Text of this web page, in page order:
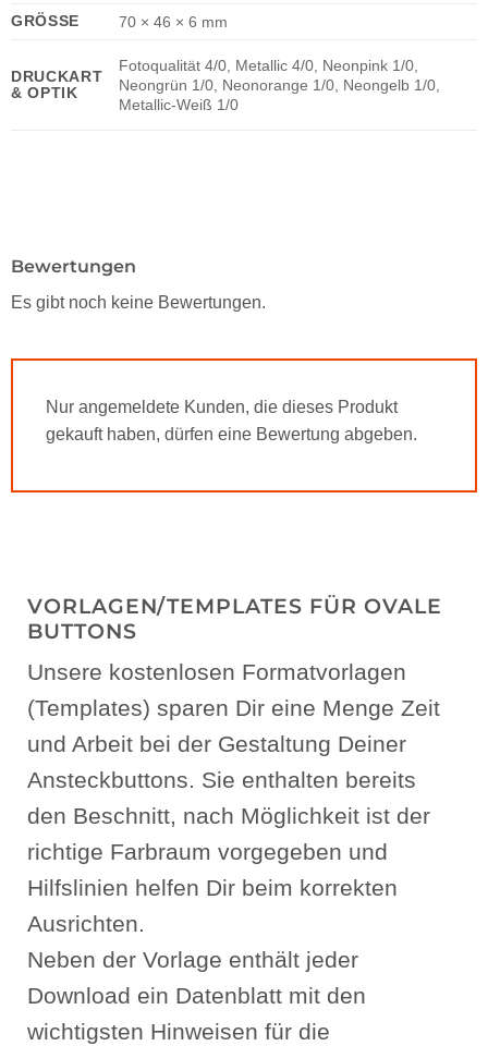
GRÖSSE 70 × 46 × 6 mm
DRUCKART
& OPTIK
Fotoqualität 4/0, Metallic 4/0, Neonpink 1/0,
Neongrün 1/0, Neonorange 1/0, Neongelb 1/0,
Metallic-Weiß 1/0
Bewertungen
Es gibt noch keine Bewertungen.
Nur angemeldete Kunden, die dieses Produkt
gekauft haben, dürfen eine Bewertung abgeben.
VORLAGEN/TEMPLATES FÜR OVALE
BUTTONS
Unsere kostenlosen Formatvorlagen
(Templates) sparen Dir eine Menge Zeit
und Arbeit bei der Gestaltung Deiner
Ansteckbuttons. Sie enthalten bereits
den Beschnitt, nach Möglichkeit ist der
richtige Farbraum vorgegeben und
Hilfslinien helfen Dir beim korrekten
Ausrichten.
Neben der Vorlage enthält jeder
Download ein Datenblatt mit den
wichtigsten Hinweisen für die